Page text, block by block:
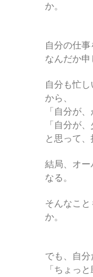
か。
自分の仕事
なんだか申
自分も忙
から、
「自分が
「自分が
と思って、
結局、オー
なる。
そんなこ
か。
でも、自分
「ちょっと